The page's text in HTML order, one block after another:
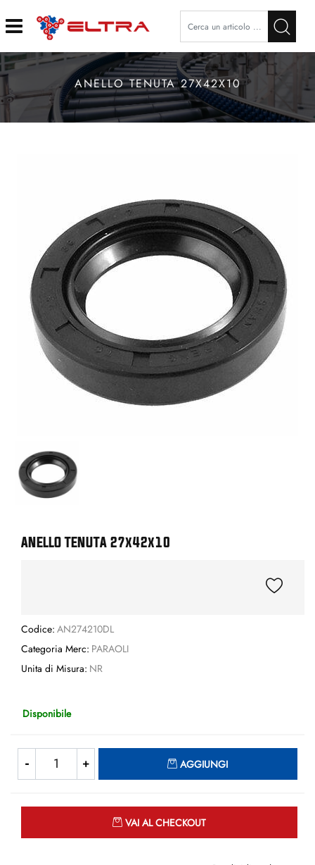
Open
ANELLO TENUTA 27X42X10
ANELLO TENUTA 27x42x10
Codice: AN274210DL
Categoria Merc: PARAOLI
Unita di Misura: NR
Disponibile
AGGIUNGI
VAI AL CHECKOUT